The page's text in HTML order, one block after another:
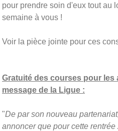
pour prendre soin d'eux tout au
semaine à vous !
Voir la pièce jointe pour ces
Gratuité des courses pour les
message de la Ligue :
"De par son nouveau
annoncer que pour cette